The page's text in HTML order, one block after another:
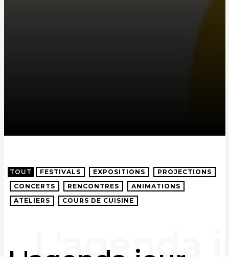
TOUT FESTIVALS EXPOSITIONS
PROJECTIONS
CONCERTS
RENCONTRES
ANIMATIONS
ATELIERS
COURS DE CUISINE